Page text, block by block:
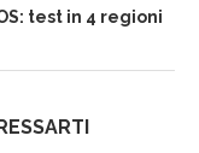
test in 4 regioni